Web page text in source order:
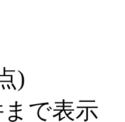
)
で表示